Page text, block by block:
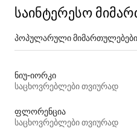
საინტერესო
პოპულარული
ნიუ-იორკი
საცხოვრებლები თვიურად
ფლორენცია
საცხოვრებლები თვიურად